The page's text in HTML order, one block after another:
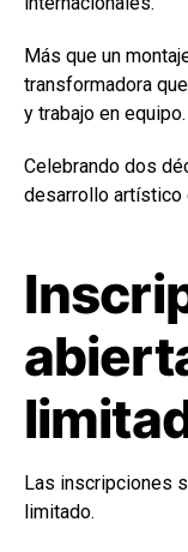
Más que un
transformadora
y trabajo en equipo.
Celebrando dos
desarrollo artístico
Las inscripciones
limitado.